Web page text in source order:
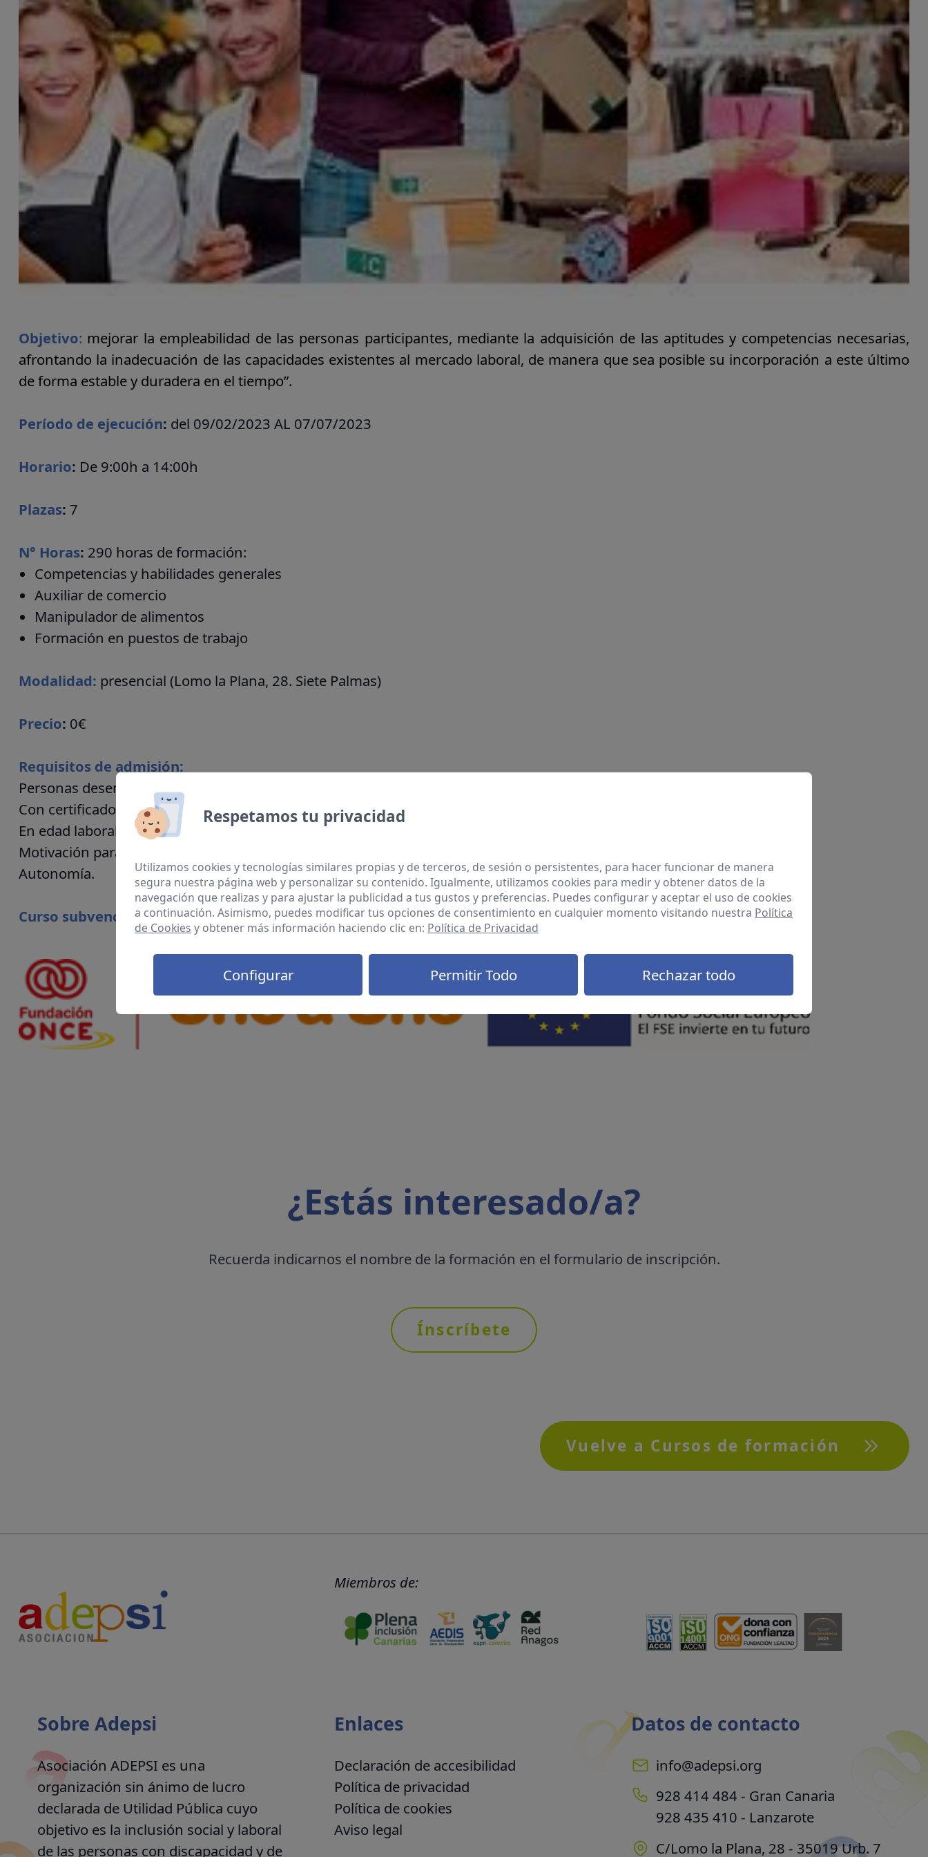
Convenios y encomiendas de gestión
Ayudas y subvenciones
Objetivo: mejorar la empleabilidad de las personas participantes, mediante la adquisición de las aptitudes y competencias necesarias,
afrontando la inadecuación de las capacidades existentes al mercado laboral, de manera que sea posible su incorporación a este último
de forma estable y duradera en el tiempo”.
Período de ejecución: del 09/02/2023 AL 07/07/2023
Horario: De 9:00h a 14:00h
Plazas: 7
N° Horas: 290 horas de formación:
Competencias y habilidades generales
Auxiliar de comercio
Manipulador de alimentos
Formación en puestos de trabajo
Modalidad: presencial (Lomo la Plana, 28. Siete Palmas)
Precio: 0€
Requisitos de admisión:
Personas desempleadas, inscritas en el Servicio Canario de Empleo.
Con certificado de discapacidad en vigor.
En edad laboral.
Motivación para el empleo.
Autonomía.
Curso subvencionado por:
¿Estás interesado/a?
Recuerda indicarnos el nombre de la formación en el formulario de inscripción.
Ínscríbete
Vuelve a Cursos de formación
Miembros de:
Sobre Adepsi
Asociación ADEPSI es una
organización sin ánimo de lucro
declarada de Utilidad Pública cuyo
objetivo es la inclusión social y laboral
de las personas con discapacidad y de
Enlaces
Declaración de accesibilidad
Política de privacidad
Política de cookies
Aviso legal
Datos de contacto
info@adepsi.org
928 414 484 - Gran Canaria
928 435 410 - Lanzarote
C/Lomo la Plana, 28 - 35019 Urb. 7
Respetamos tu privacidad
Utilizamos cookies y tecnologías similares propias y de terceros, de sesión o persistentes, para hacer funcionar de manera
segura nuestra página web y personalizar su contenido. Igualmente, utilizamos cookies para medir y obtener datos de la
navegación que realizas y para ajustar la publicidad a tus gustos y preferencias. Puedes configurar y aceptar el uso de cookies
a continuación. Asimismo, puedes modificar tus opciones de consentimiento en cualquier momento visitando nuestra Política
de Cookies y obtener más información haciendo clic en: Política de Privacidad
Configurar Permitir Todo Rechazar todo